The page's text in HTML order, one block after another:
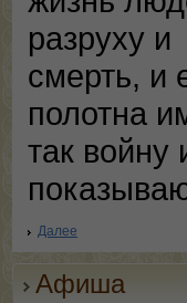
разруху и
смерть, и
полотна
так войну
Далее
Афиша